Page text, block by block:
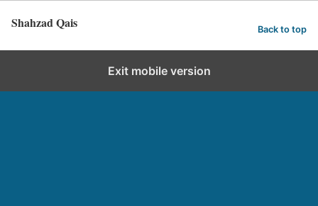
Shahzad Qais Back to top
Exit mobile version